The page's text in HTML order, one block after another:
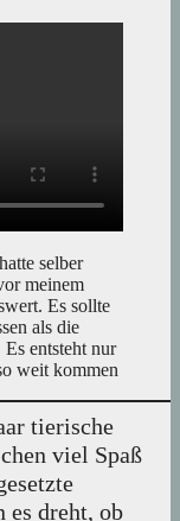
selber
meinem
Es sollte
als die
entsteht nur
weit kommen
tierische
viel Spaß
es dreht, ob